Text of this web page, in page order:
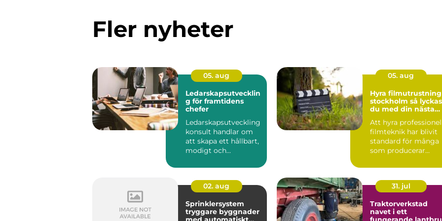
Fler nyheter
05. aug
Ledarskapsutvecklin
g för framtidens
chefer
Ledarskapsutveckling
konsult handlar om
att skapa ett hållbart,
modigt och
05. aug
Hyra
stockholm så lyckas
du med din nästa
Att hyra
filmteknik har blivit
standard för många
som producerar
webbvideo...
02. aug
Sprinklersystem
tryggare byggnader
31. jul
Traktorverkstad
navet i ett